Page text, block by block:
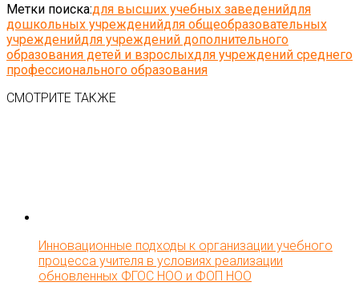
Метки поиска:для высших учебных заведенийдля
дошкольных учрежденийдля общеобразовательных
учрежденийдля учреждений дополнительного
образования детей и взрослыхдля учреждений среднего
профессионального образования
СМОТРИТЕ ТАКЖЕ
Инновационные подходы к организации учебного
процесса учителя в условиях реализации
обновленных ФГОС НОО и ФОП НОО